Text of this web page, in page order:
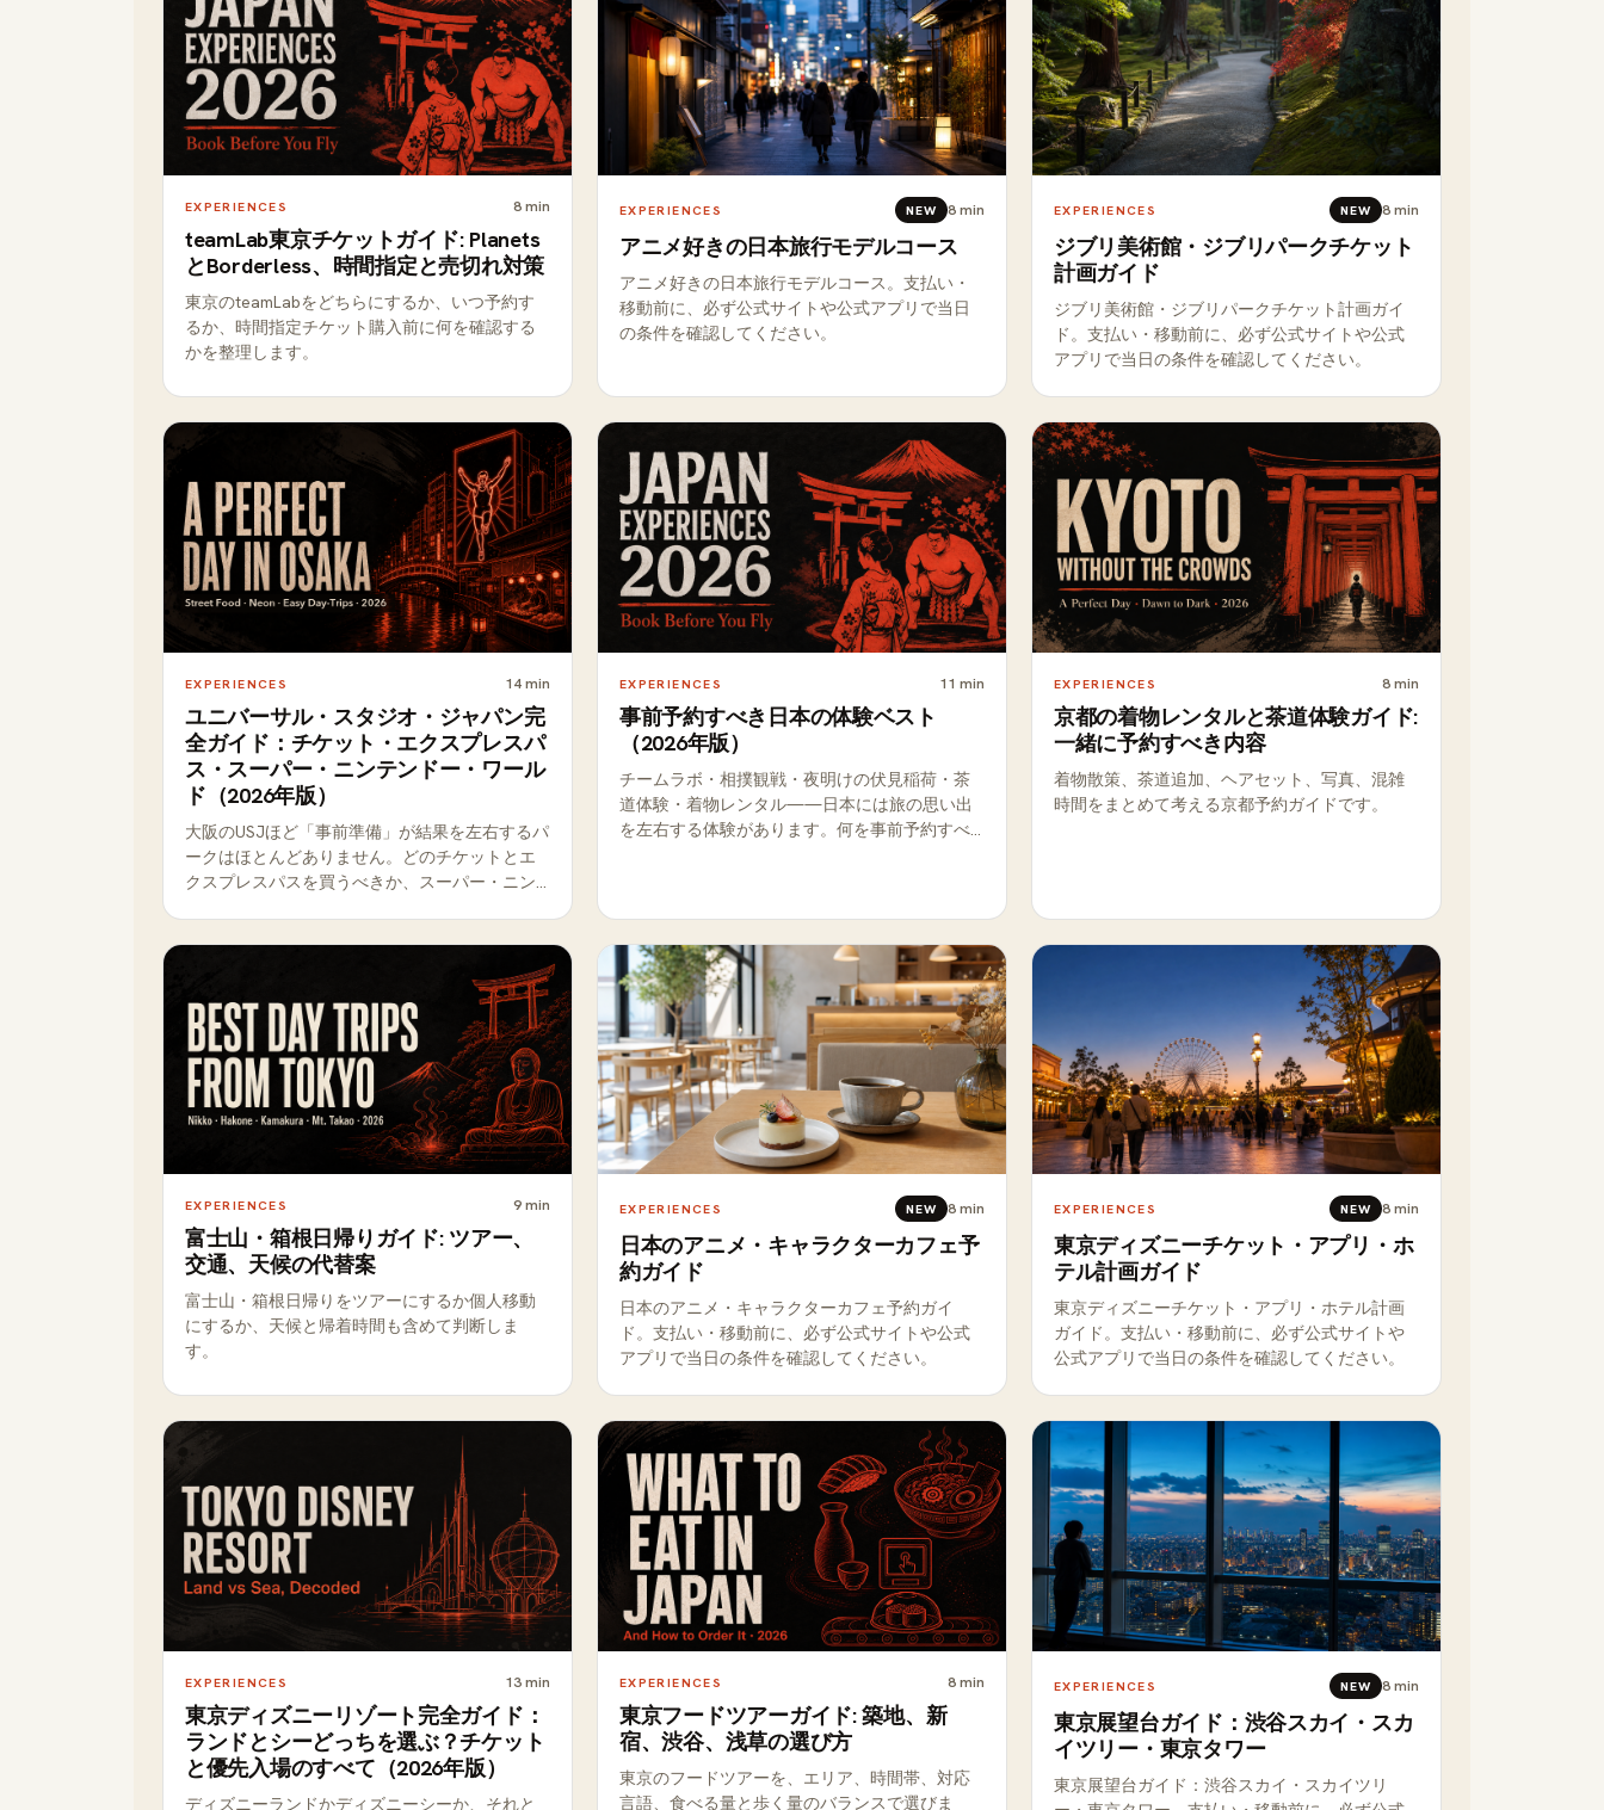
EXPERIENCES 8min
teamLab東京チケットガイド: Planets
とBorderless、時間指定と売切れ対策
東京のteamLabをどちらにするか、いつ予約す
るか、時間指定チケット購入前に何を確認する
かを整理します。
EXPERIENCES NEW 8min
アニメ好きの日本旅行モデルコース
アニメ好きの日本旅行モデルコース。支払い・
移動前に、必ず公式サイトや公式アプリで当日
の条件を確認してください。
EXPERIENCES NEW 8min
ジブリ美術館・ジブリパークチケット
計画ガイド
ジブリ美術館・ジブリパークチケット計画ガイ
ド。支払い・移動前に、必ず公式サイトや公式
アプリで当日の条件を確認してください。
EXPERIENCES 14min
ユニバーサル・スタジオ・ジャパン完
全ガイド：チケット・エクスプレスパ
ス・スーパー・ニンテンドー・ワール
ド（2026年版）
大阪のUSJほど「事前準備」が結果を左右するパ
ークはほとんどありません。どのチケットとエ
クスプレスパスを買うべきか、スーパー・ニン
EXPERIENCES 11 min
事前予約すべき日本の体験ベスト
（2026年版）
チームラボ・相撲観戦・夜明けの伏見稲荷・茶
道体験・着物レンタル——日本には旅の思い出
を左右する体験があります。何を事前予約すべ
EXPERIENCES 8min
京都の着物レンタルと茶道体験ガイド:
一緒に予約すべき内容
着物散策、茶道追加、ヘアセット、写真、混雑
時間をまとめて考える京都予約ガイドです。
EXPERIENCES 9min
富士山・箱根日帰りガイド: ツアー、
交通、天候の代替案
富士山・箱根日帰りをツアーにするか個人移動
にするか、天候と帰着時間も含めて判断しま
す。
EXPERIENCES NEW 8min
日本のアニメ・キャラクターカフェ予
約ガイド
日本のアニメ・キャラクターカフェ予約ガイ
ド。支払い・移動前に、必ず公式サイトや公式
アプリで当日の条件を確認してください。
EXPERIENCES NEW 8min
東京ディズニーチケット・アプリ・ホ
テル計画ガイド
東京ディズニーチケット・アプリ・ホテル計画
ガイド。支払い・移動前に、必ず公式サイトや
公式アプリで当日の条件を確認してください。
EXPERIENCES 13min
東京ディズニーリゾート完全ガイド：
ランドとシーどっちを選ぶ？チケット
と優先入場のすべて（2026年版）
ディズニーランドかディズニーシーか、それと
EXPERIENCES 8min
東京フードツアーガイド: 築地、新
宿、渋谷、浅草の選び方
東京のフードツアーを、エリア、時間帯、対応
言語、食べる量と歩く量のバランスで選びま
EXPERIENCES NEW 8min
東京展望台ガイド：渋谷スカイ・スカ
イツリー・東京タワー
東京展望台ガイド：渋谷スカイ・スカイツリ